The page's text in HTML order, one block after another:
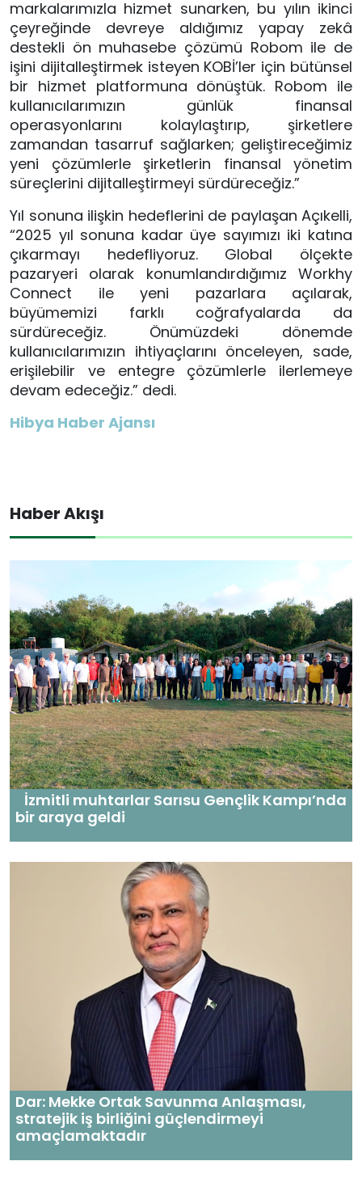
markalarımızla hizmet sunarken, bu yılın ikinci
çeyreğinde devreye aldığımız yapay zekâ
destekli ön muhasebe çözümü Robom ile de
işini dijitalleştirmek isteyen KOBİ’ler için bütünsel
bir hizmet platformuna dönüştük. Robom ile
kullanıcılarımızın günlük finansal
operasyonlarını kolaylaştırıp, şirketlere
zamandan tasarruf sağlarken; geliştireceğimiz
yeni çözümlerle şirketlerin finansal yönetim
süreçlerini dijitalleştirmeyi sürdüreceğiz.”
Yıl sonuna ilişkin hedeflerini de paylaşan Açıkelli,
“2025 yıl sonuna kadar üye sayımızı iki katına
çıkarmayı hedefliyoruz. Global ölçekte
pazaryeri olarak konumlandırdığımız Workhy
Connect ile yeni pazarlara açılarak,
büyümemizi farklı coğrafyalarda da
sürdüreceğiz. Önümüzdeki dönemde
kullanıcılarımızın ihtiyaçlarını önceleyen, sade,
erişilebilir ve entegre çözümlerle ilerlemeye
devam edeceğiz.” dedi.
Hibya Haber Ajansı
Haber Akışı
İzmitli muhtarlar Sarısu Gençlik Kampı’nda
bir araya geldi
Dar: Mekke Ortak Savunma Anlaşması,
stratejik iş birliğini güçlendirmeyi
amaçlamaktadır